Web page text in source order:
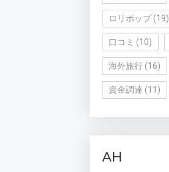
ロリポップ(19)
口コミ (10)
海外旅行(16)
資金調達 (11)
AH